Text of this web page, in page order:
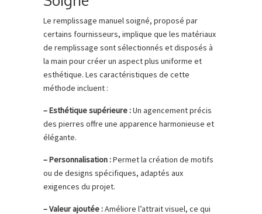
Le remplissage manuel soigné, proposé par
certains fournisseurs, implique que les matériaux
de remplissage sont sélectionnés et disposés à
la main pour créer un aspect plus uniforme et
esthétique. Les caractéristiques de cette
méthode incluent :
– Esthétique supérieure :Un agencement précis
des pierres offre une apparence harmonieuse et
élégante.
– Personnalisation :Permet la création de motifs
ou de designs spécifiques, adaptés aux
exigences du projet.
– Valeur ajoutée :Améliore l’attrait visuel, ce qui